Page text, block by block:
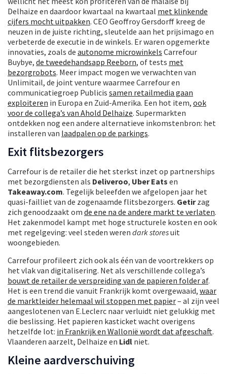
Delhaize en daardoor kwartaal na kwartaal met klinkende
cijfers mocht uitpakken. CEO Geoffroy Gersdorff kreeg de
neuzen in de juiste richting, sleutelde aan het prijsimago en
verbeterde de executie in de winkels. Er waren opgemerkte
innovaties, zoals de autonome microwinkels Carrefour
Buybye, de tweedehandsapp Reeborn, of tests met
bezorgrobots. Meer impact mogen we verwachten van
Unlimitail, de joint venture waarmee Carrefour en
communicatiegroep Publicis samen retailmedia gaan
exploiteren in Europa en Zuid-Amerika. Een hot item, ook
voor de collega’s van Ahold Delhaize. Supermarkten
ontdekken nog een andere alternatieve inkomstenbron: het
installeren van laadpalen op de parkings.
Exit flitsbezorgers
Carrefour is de retailer die het sterkst inzet op partnerships
met bezorgdiensten als Deliveroo, Uber Eats en
Takeaway.com. Tegelijk beleefden we afgelopen jaar het
quasi-failliet van de zogenaamde flitsbezorgers. Getirzag
zich genoodzaakt om de ene na de andere markt te verlaten.
Het zakenmodel kampt met hoge structurele kosten en ook
met regelgeving: veel steden weren dark storesuit
woongebieden.
Carrefour profileert zich ook als één van de voortrekkers op
het vlak van digitalisering. Net als verschillende collega’s
bouwt de retailer de verspreiding van de papieren folder af.
Het is een trend die vanuit Frankrijk komt overgewaaid, waar
de marktleider helemaal wil stoppen met papier– al zijn veel
aangeslotenen van E.Leclerc naar verluidt niet gelukkig met
die beslissing. Het papieren kasticket wacht overigens
hetzelfde lot: in Frankrijk en Wallonië wordt dat afgeschaft.
Vlaanderen aarzelt, Delhaize en Lidl niet.
Kleine aardverschuiving